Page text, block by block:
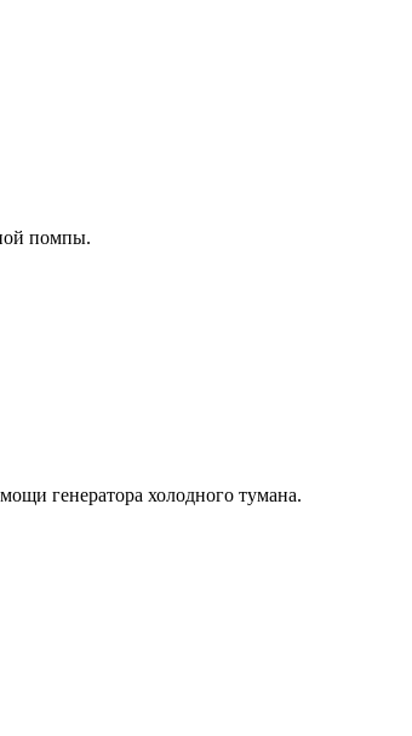
помпы.
генератора холодного тумана.